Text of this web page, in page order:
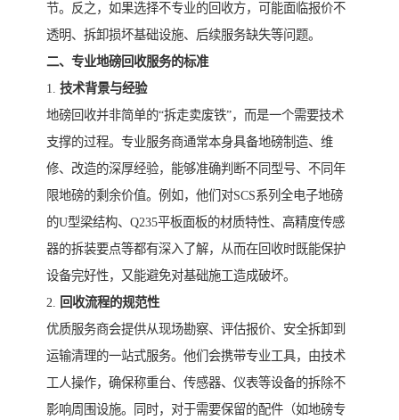
节。反之，如果选择不专业的回收方，可能面临报价不
透明、拆卸损坏基础设施、后续服务缺失等问题。
二、专业地磅回收服务的标准
1. 技术背景与经验
地磅回收并非简单的“拆走卖废铁”，而是一个需要技术
支撑的过程。专业服务商通常本身具备地磅制造、维
修、改造的深厚经验，能够准确判断不同型号、不同年
限地磅的剩余价值。例如，他们对SCS系列全电子地磅
的U型梁结构、Q235平板面板的材质特性、高精度传感
器的拆装要点等都有深入了解，从而在回收时既能保护
设备完好性，又能避免对基础施工造成破坏。
2. 回收流程的规范性
优质服务商会提供从现场勘察、评估报价、安全拆卸到
运输清理的一站式服务。他们会携带专业工具，由技术
工人操作，确保称重台、传感器、仪表等设备的拆除不
影响周围设施。同时，对于需要保留的配件（如地磅专